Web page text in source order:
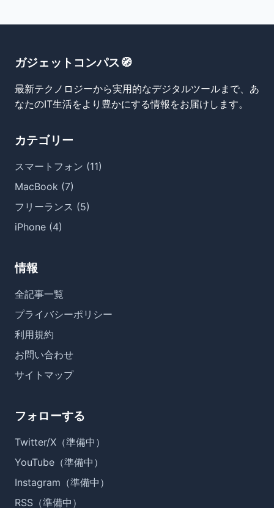
ガジェットコンパス🧭
最新テクノロジーから実用的なデジタルツールまで、あ
なたのIT生活をより豊かにする情報をお届けします。
カテゴリー
スマートフォン (11)
MacBook (7)
フリーランス (5)
iPhone (4)
情報
全記事一覧
プライバシーポリシー
利用規約
お問い合わせ
サイトマップ
フォローする
Twitter/X（準備中）
YouTube（準備中）
Instagram（準備中）
RSS（準備中）